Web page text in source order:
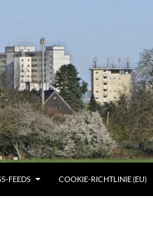
FEEDS COOKIE-RICHTLINIE (EU)